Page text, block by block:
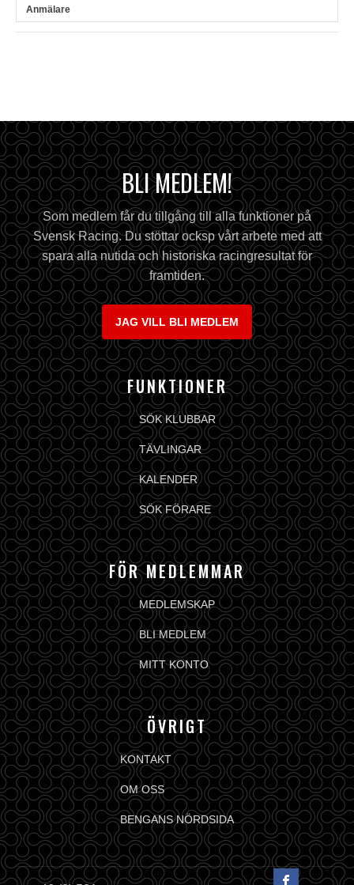
BLI MEDLEM!
Som medlem får du tillgång till alla funktioner på
Svensk Racing. Du stöttar ocksp vårt arbete med att
spara alla nutida och historiska racingresultat för
framtiden.
JAG VILL BLI MEDLEM
FUNKTIONER
SÖK KLUBBAR
TÄVLINGAR
KALENDER
SÖK FÖRARE
FÖR MEDLEMMAR
MEDLEMSKAP
BLI MEDLEM
MITT KONTO
ÖVRIGT
KONTAKT
OM OSS
BENGANS NÖRDSIDA